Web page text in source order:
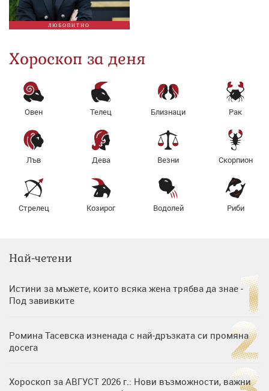
ЛЮБОПИТНО
Хороскоп за деня
Овен Телец Близнаци Рак
Лъв Дева Везни Скорпион
Стрелец Козирог Водолей Риби
Най-четени
Истини за мъжете, които всяка жена трябва да знае -
Под завивките
Ромина Тасевска изненада с най-дръзката си промяна
досега
Хороскоп за АВГУСТ 2026 г.: Нови възможности, важни